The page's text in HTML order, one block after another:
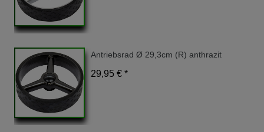
Antriebsrad Ø 29,3cm (R) anthrazit
29,95 € *